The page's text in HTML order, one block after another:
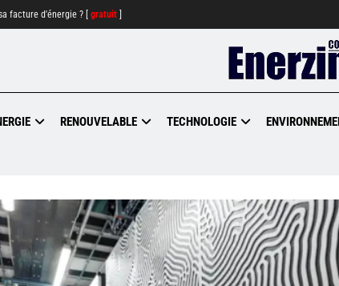
facture d'énergie ? [ gratuit
RENOUVELABLE TECHNOLOGIE